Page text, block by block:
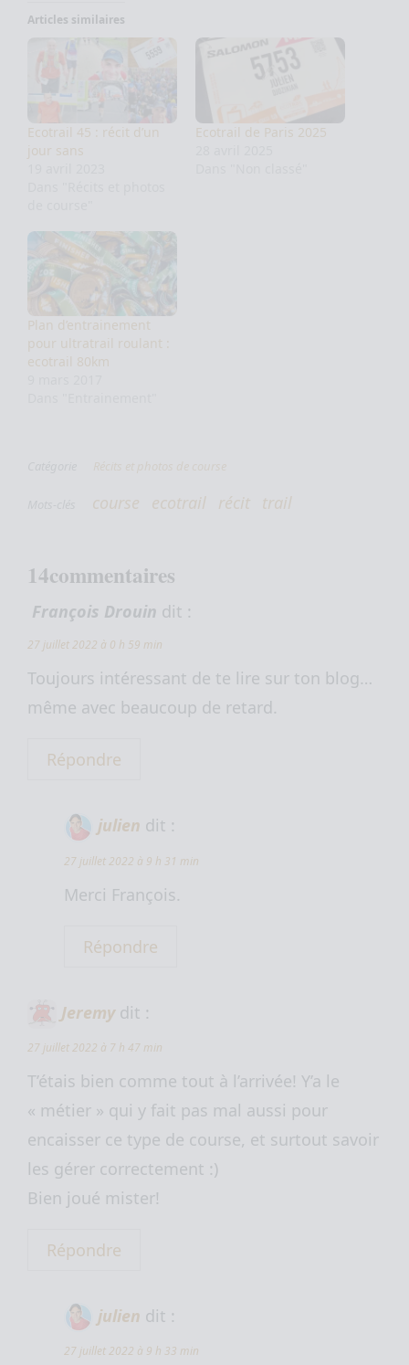
Articles similaires
Ecotrail 45 : récit d’un
jour sans
Ecotrail de Paris 2025
Plan d’entrainement
pour ultratrail roulant :
ecotrail 80km
Récits et photos de course
course ecotrail récit trail
14commentaires
François Drouin dit :
27 juillet 2022 à 0 h 59 min
Toujours intéressant de te lire sur ton blog…
même avec beaucoup de retard.
Répondre
julien dit :
27 juillet 2022 à 9 h 31 min
Merci François.
Répondre
Jeremy dit :
27 juillet 2022 à 7 h 47 min
T’étais bien comme tout à l’arrivée! Y’a le
« métier » qui y fait pas mal aussi pour
encaisser ce type de course, et surtout savoir
les gérer correctement :)
Bien joué mister!
Répondre
julien dit :
27 juillet 2022 à 9 h 33 min